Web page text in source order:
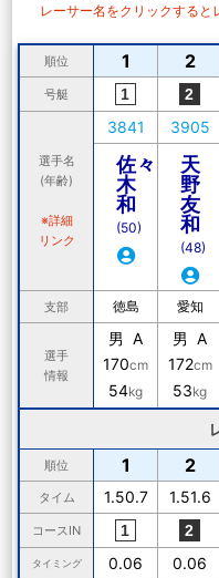
レーサー名をクリックすると
順位 1 2
号艇
選手名
(年齢)
※詳細
リンク
3841 3905
佐々
木
和
(50)
天
野
友
和
(48)
支部 徳島 愛知
選手
情報
男 A
170cm
54kg
男 A
172cm
53kg
順位 1 2
タイム 1.50.7 1.51.6
コースIN
タイミング 0.06 0.06